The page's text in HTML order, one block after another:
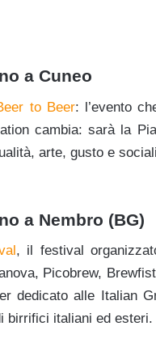
a Cuneo
to Beer: l’evento
cambia: sarà la
arte, gusto e
a Nembro (BG)
, il festival
Picobrew,
dedicato alle Italian
birrifici italiani ed esteri.